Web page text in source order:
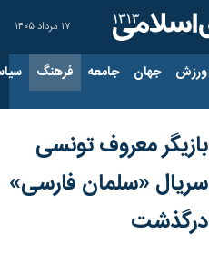
۱۷ مرداد ۱۴۰۵
ورزش جهان جامعه فرهنگ
بازیگر معروف تونسی
سریال «سلمان فارسی»
درگذشت